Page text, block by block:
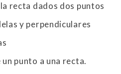
recta dados dos puntos
y perpendiculares
punto a una recta.